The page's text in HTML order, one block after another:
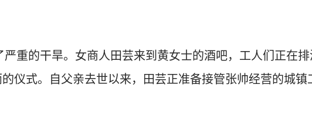
严重的干旱。女商人田芸来到黄女士的酒吧，工人们正在
的仪式。自父亲去世以来，田芸正准备接管张帅经营的城镇